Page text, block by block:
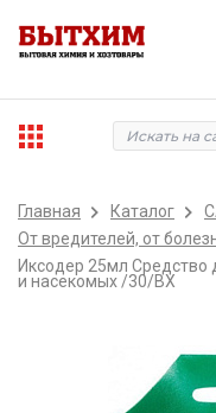
Главная Каталог
От вредителей, от
Иксодер 25мл Средство
и насекомых /30/ВХ